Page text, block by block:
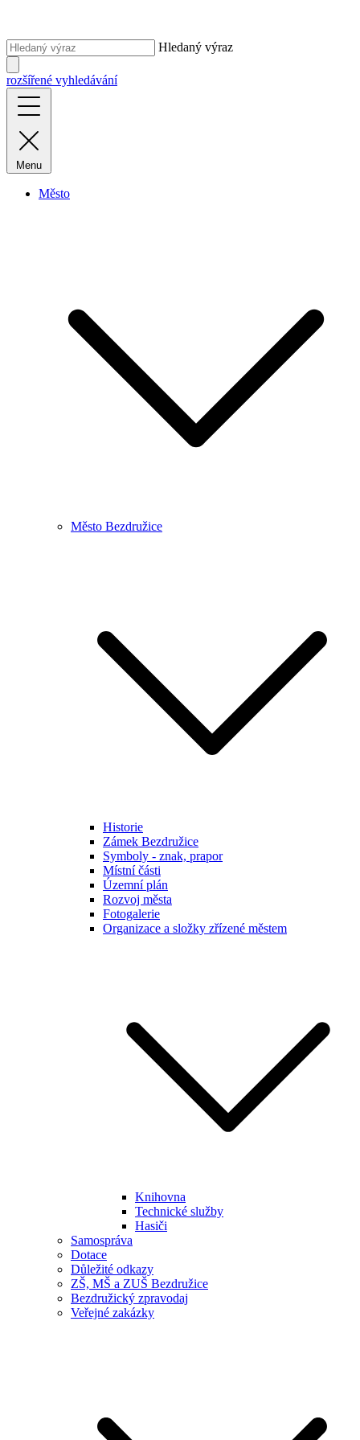
Hledaný výraz
rozšířené vyhledávání
Menu
Město
Město Bezdružice
Historie
Zámek Bezdružice
Symboly - znak, prapor
Místní části
Územní plán
Rozvoj města
Fotogalerie
Organizace a složky zřízené městem
Knihovna
Technické služby
Hasiči
Samospráva
Dotace
Důležité odkazy
ZŠ, MŠ a ZUŠ Bezdružice
Bezdružický zpravodaj
Veřejné zakázky